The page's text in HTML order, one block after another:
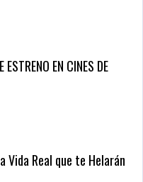
EN CINES DE
Vida Real que te Helarán